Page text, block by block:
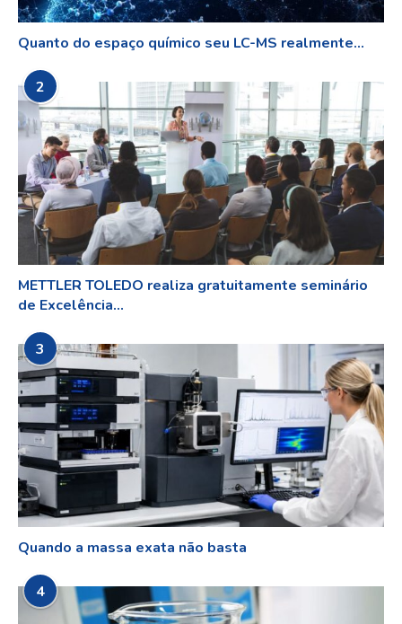
Quanto do espaço químico seu LC-MS realmente...
2
METTLER TOLEDO realiza gratuitamente seminário
de Excelência...
3
Quando a massa exata não basta
4